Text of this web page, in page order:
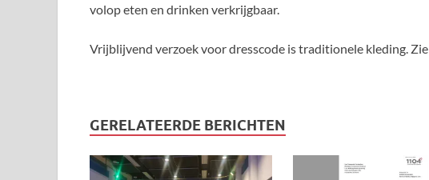
volop eten en drinken verkrijgbaar.
Vrijblijvend verzoek voor dresscode is traditionele kleding. Zie
GERELATEERDE BERICHTEN